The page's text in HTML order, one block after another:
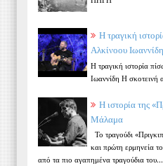
Η τραγική
Αλκίνοου Ιωαννίδη
Η τραγική ιστορία
Ιωαννίδη Η σκοτεινή
Η ιστορία της
Μάλαμα
Το τραγούδι
και πρώτη ερμηνεία
από τα πιο αγαπημένα τραγούδια του...